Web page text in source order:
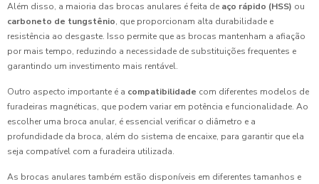
Além disso, a maioria das brocas anulares é feita de aço rápido (HSS) ou
carboneto de tungstênio, que proporcionam alta durabilidade e
resistência ao desgaste. Isso permite que as brocas mantenham a afiação
por mais tempo, reduzindo a necessidade de substituições frequentes e
garantindo um investimento mais rentável.
Outro aspecto importante é a compatibilidade com diferentes modelos de
furadeiras magnéticas, que podem variar em potência e funcionalidade. Ao
escolher uma broca anular, é essencial verificar o diâmetro e a
profundidade da broca, além do sistema de encaixe, para garantir que ela
seja compatível com a furadeira utilizada.
As brocas anulares também estão disponíveis em diferentes tamanhos e